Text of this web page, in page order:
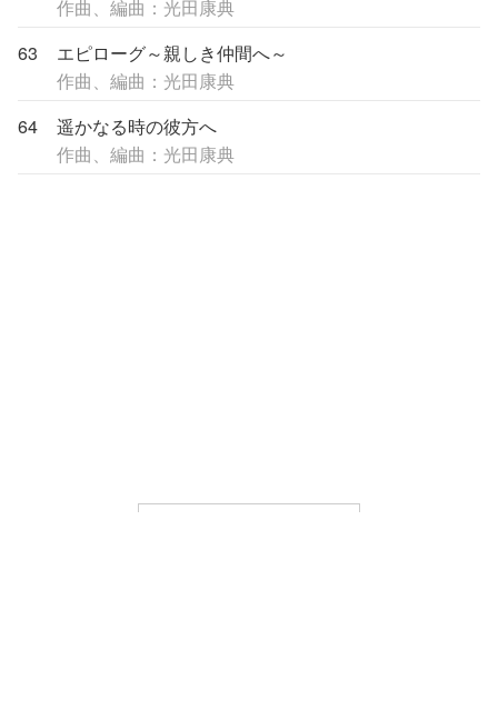
作曲、編曲：光田康典
63
エピローグ～親しき仲間へ～
作曲、編曲：光田康典
64
遥かなる時の彼方へ
作曲、編曲：光田康典